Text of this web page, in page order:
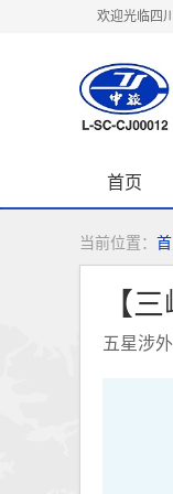
欢迎光临四
首页
关于我们
当前位置：
【
五星涉